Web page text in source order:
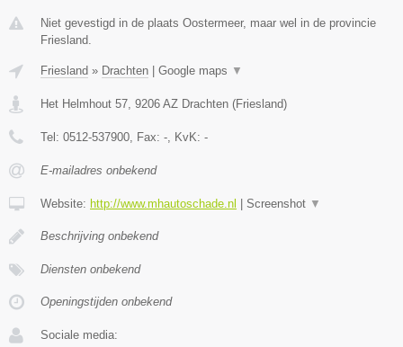
Niet gevestigd in de plaats Oostermeer, maar wel in de provincie
Friesland.
Friesland » Drachten Google maps ▼
Het Helmhout 57, 9206 AZ Drachten (Friesland)
Tel: 0512-537900, Fax: -, KvK: -
E-mailadres onbekend
Website: http://www.mhautoschade.nl Screenshot ▼
Beschrijving onbekend
Diensten onbekend
Openingstijden onbekend
Sociale media: